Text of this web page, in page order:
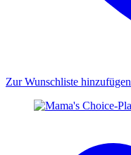
Zur Wunschliste hinzufügen